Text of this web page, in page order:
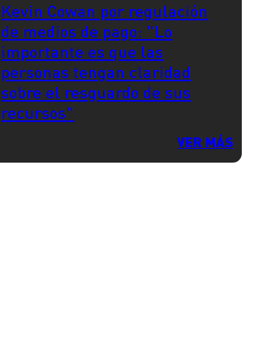
Kevin Cowan por regulación
de medios de pago: "Lo
importante es que las
personas tengan claridad
sobre el resguardo de sus
recursos"
VER MÁS